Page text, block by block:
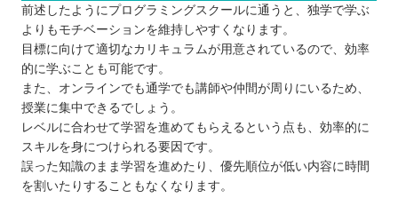
前述したようにプログラミングスクールに通うと、独学で学ぶ
よりもモチベーションを維持しやすくなります。
目標に向けて適切なカリキュラムが用意されているので、効率
的に学ぶことも可能です。
また、オンラインでも通学でも講師や仲間が周りにいるため、
授業に集中できるでしょう。
レベルに合わせて学習を進めてもらえるという点も、効率的に
スキルを身につけられる要因です。
誤った知識のまま学習を進めたり、優先順位が低い内容に時間
を割いたりすることもなくなります。